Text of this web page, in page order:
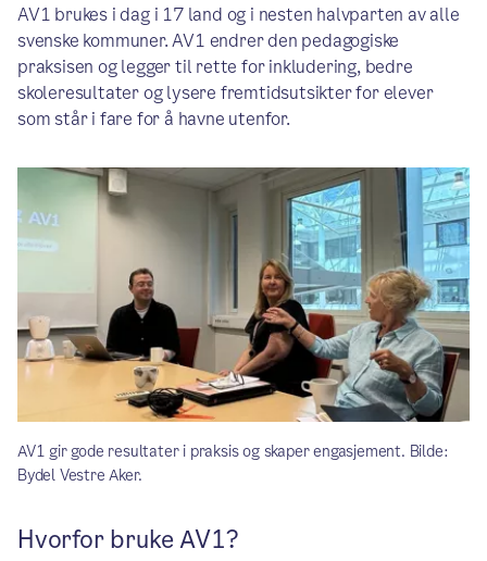
AV1 brukes i dag i 17 land og i nesten halvparten av alle
svenske kommuner. AV1 endrer den pedagogiske
praksisen og legger til rette for inkludering, bedre
skoleresultater og lysere fremtidsutsikter for elever
som står i fare for å havne utenfor.
AV1 gir gode resultater i praksis og skaper engasjement. Bilde:
Bydel Vestre Aker.
Hvorfor bruke AV1?